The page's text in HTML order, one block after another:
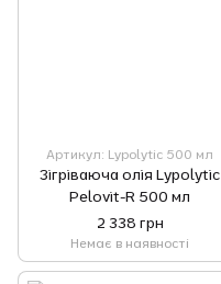
Артикул: Lypolytic 500 мл
Зігріваюча олія Lypolytic
Pelovit-R 500 мл
2 338 грн
Немає в наявності